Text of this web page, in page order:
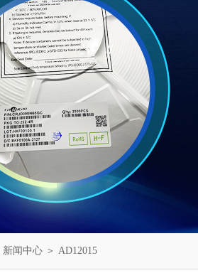
新闻中心 ＞ AD12015